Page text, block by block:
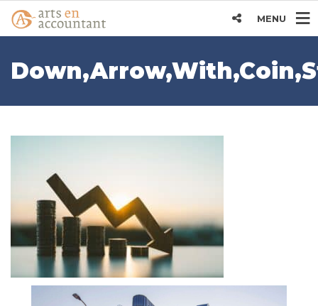
MENU